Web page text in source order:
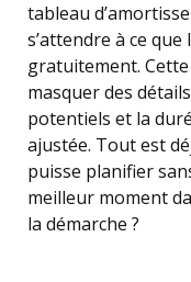
tableau
s’attendre à ce
gratuitement.
masquer des
potentiels et la
ajustée. Tout est
puisse planifier
meilleur moment
la démarche ?